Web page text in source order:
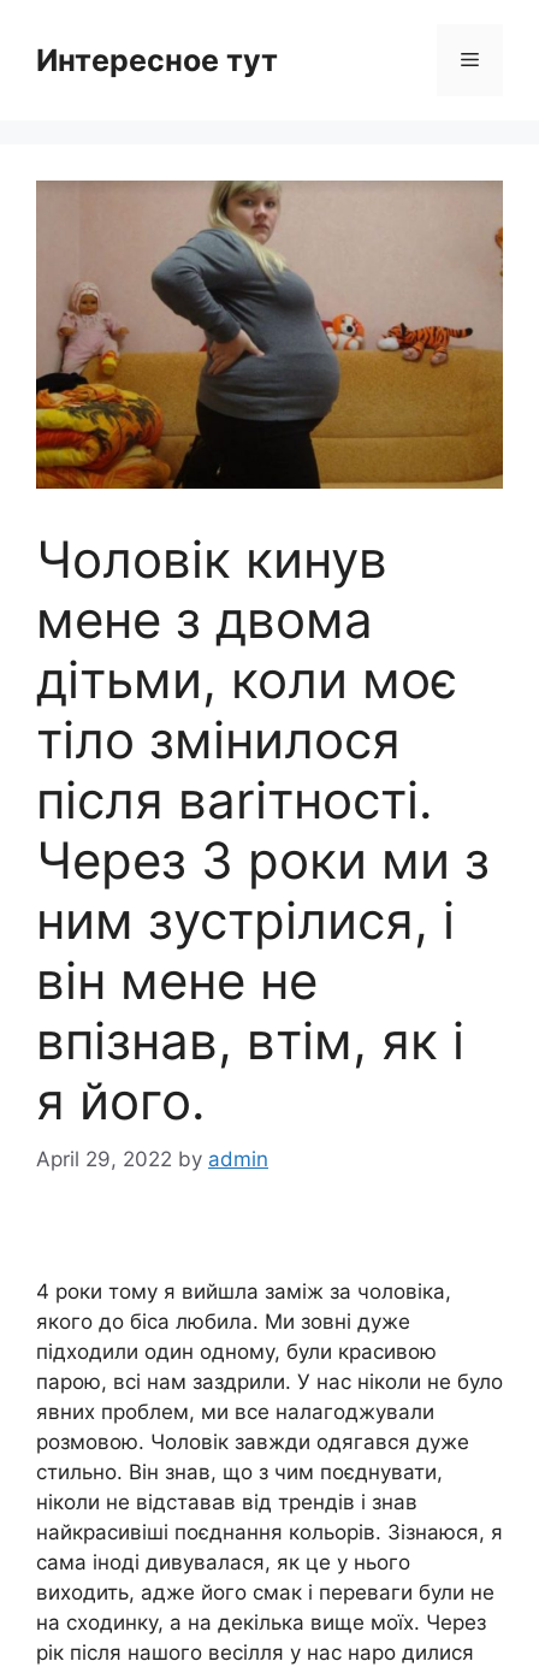
contentИнтересное тут Menu
Чоловік кинув
мене з двома
дітьми, коли моє
тіло змінилося
після ваrітності.
Через 3 роки ми з
ним зустрілися, і
він мене не
впізнав, втім, як і
я його.
April 29, 2022 by admin
4 роки тому я вийшла заміж за чоловіка,
якого до біса любила. Ми зовні дуже
підходили один одному, були красивою
парою, всі нам заздрили. У нас ніколи не було
явних проблем, ми все налагоджували
розмовою. Чоловік завжди одягався дуже
стильно. Він знав, що з чим поєднувати,
ніколи не відставав від трендів і знав
найкрасивіші поєднання кольорів. Зізнаюся, я
сама іноді дивувалася, як це у нього
виходить, адже його смак і переваги були не
на сходинку, а на декілька вище моїх. Через
рік після нашого весілля у нас наро дилися